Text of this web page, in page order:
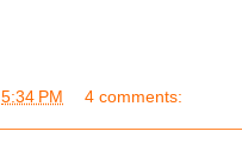
5:34 PM 4 comments: